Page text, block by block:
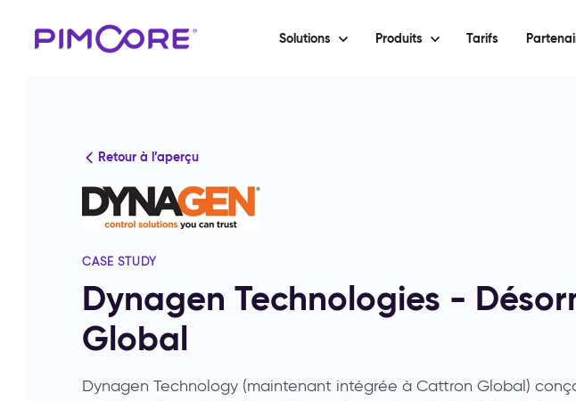
Solutions Produits Tarifs
Retour à l’aperçu
CASE STUDY
Dynagen Technologies -
Global
Dynagen Technology (maintenant intégrée à Cattron Global)